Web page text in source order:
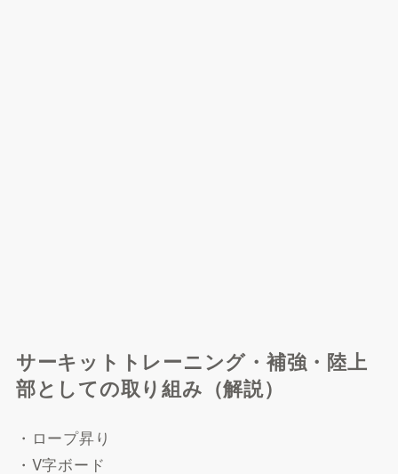
サーキットトレーニング・補強・陸上
部としての取り組み（解説）
・ロープ昇り
・V字ボード